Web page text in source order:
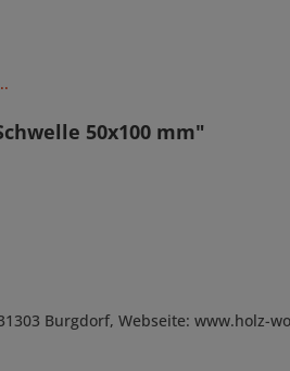
50x100 mm"
Burgdorf, Webseite: www.holz-